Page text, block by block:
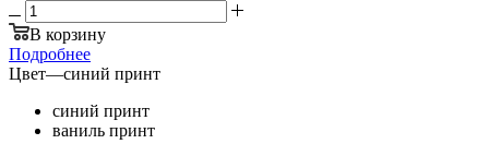
В корзину
Подробнее
Цвет—синий принт
синий принт
ваниль принт